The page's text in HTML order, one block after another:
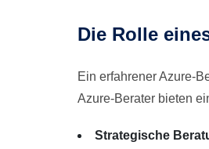
Die Rolle
Ein erfahrener Azure-
Azure-Berater bieten
Strategische